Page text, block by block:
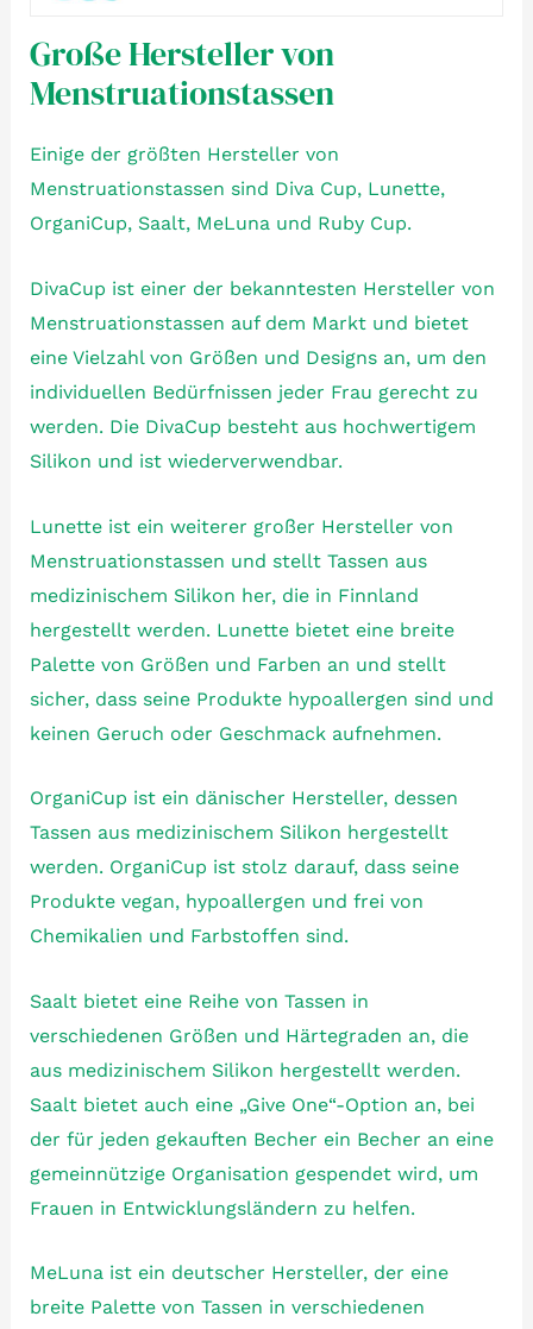
Große Hersteller von
Menstruationstassen
Einige der größten Hersteller von
Menstruationstassen sind Diva Cup, Lunette,
OrganiCup, Saalt, MeLuna und Ruby Cup.
DivaCup ist einer der bekanntesten Hersteller von
Menstruationstassen auf dem Markt und bietet
eine Vielzahl von Größen und Designs an, um den
individuellen Bedürfnissen jeder Frau gerecht zu
werden. Die DivaCup besteht aus hochwertigem
Silikon und ist wiederverwendbar.
Lunette ist ein weiterer großer Hersteller von
Menstruationstassen und stellt Tassen aus
medizinischem Silikon her, die in Finnland
hergestellt werden. Lunette bietet eine breite
Palette von Größen und Farben an und stellt
sicher, dass seine Produkte hypoallergen sind und
keinen Geruch oder Geschmack aufnehmen.
OrganiCup ist ein dänischer Hersteller, dessen
Tassen aus medizinischem Silikon hergestellt
werden. OrganiCup ist stolz darauf, dass seine
Produkte vegan, hypoallergen und frei von
Chemikalien und Farbstoffen sind.
Saalt bietet eine Reihe von Tassen in
verschiedenen Größen und Härtegraden an, die
aus medizinischem Silikon hergestellt werden.
Saalt bietet auch eine „Give One“-Option an, bei
der für jeden gekauften Becher ein Becher an eine
gemeinnützige Organisation gespendet wird, um
Frauen in Entwicklungsländern zu helfen.
MeLuna ist ein deutscher Hersteller, der eine
breite Palette von Tassen in verschiedenen